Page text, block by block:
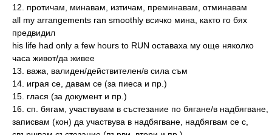
12. протичам, минавам, изтичам, преминавам, отминавам
all my arrangements ran smoothly всичко мина, както го бях
предвидил
his life had only a few hours to RUN оставаха му още няколко
часа живот/да живее
13. важа, валиден/действителен/в сила съм
14. играя се, давам се (за пиеса и пр.)
15. глася (за документ и пр.)
16. сп. бягам, участвувам в състезание по бягане/в надбягване,
записвам (кон) да участвува в надбягване, надбягвам се с,